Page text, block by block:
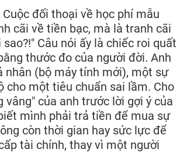
đối thoại về học phí mẫu
cãi về tiền bạc, mà là tranh cãi
Câu nói ấy là chiếc roi quất
thước đo của người đời. Anh
nhân (bộ máy tính mới), một sự
cho một tiêu chuẩn sai lầm. Cho
của anh trước lời gợi ý của
mình phải trả tiền để mua sự
còn thời gian hay sức lực để
tài chính, thay vì một người